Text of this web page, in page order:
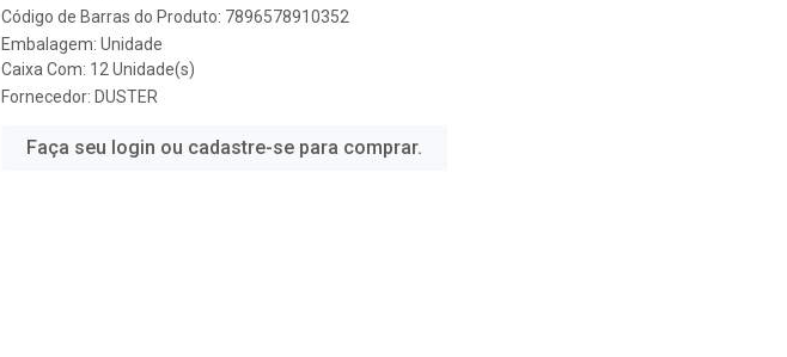
Código de Barras do Produto: 7896578910352
Embalagem: Unidade
Caixa Com: 12 Unidade(s)
Fornecedor: DUSTER
Faça seu login ou cadastre-se para comprar.